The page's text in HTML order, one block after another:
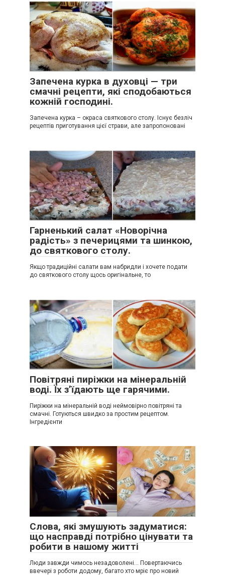
Запечена курка в духовці — три
смачні рецепти, які сподобаються
кожній господині.
Запечена курка – окраса святкового столу. Існує безліч
рецептів приготування цієї страви, але запропоновані
Гарненький салат «Новорічна
радість» з печерицями та шинкою,
до святкового столу.
Якщо традиційні салати вам набридли і хочете подати
до святкового столу щось оригінальне, то
Повітряні пиріжки на мінеральній
воді. Їх з’їдають ще гарячими.
Пиріжки на мінеральній воді неймовірно повітряні та
смачні. Готуються швидко за простим рецептом.
Інгредієнти
Слова, які змушують задуматися:
що насправді потрібно цінувати та
робити в нашому житті
Люди завжди чимось незадоволені… Повертаючись
ввечері з роботи додому, багато хто мріє про новий